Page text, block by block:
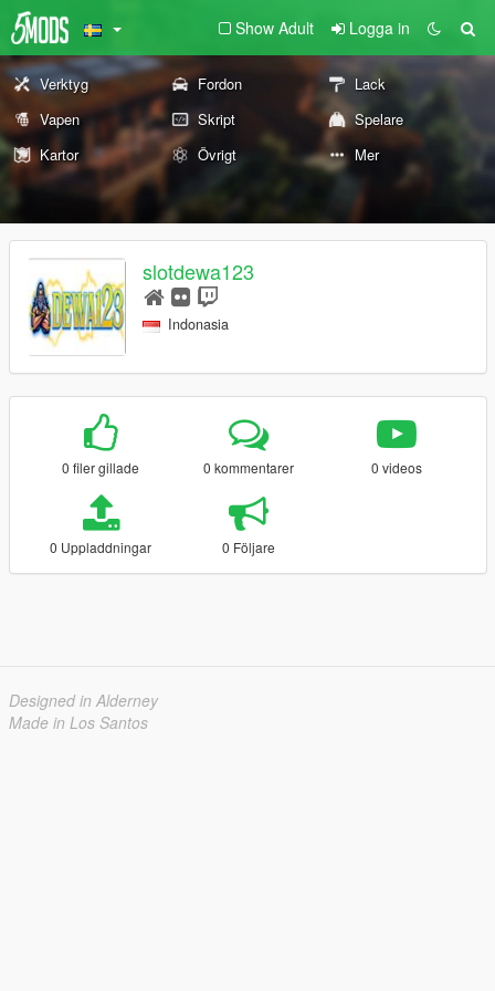
Show Adult Logga in
Verktyg Fordon
Lack
Vapen
Skript
Spelare
Kartor
Övrigt Mer
slotdewa123
Indonasia
0 filer gillade 0 kommentarer 0 videos
0 Uppladdningar 0 Följare
Designed in Alderney
Made in Los Santos